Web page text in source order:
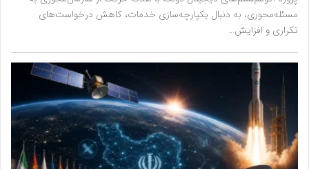
مسئله‌محوری، به دنبال یکپارچه‌سازی خدمات، کاهش درخواست‌های
تکراری و افزایش…